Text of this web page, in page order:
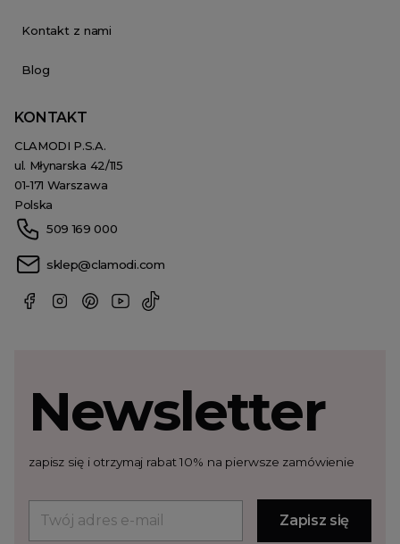
Kontakt z nami
Blog
KONTAKT
CLAMODI P.S.A.
ul. Młynarska 42/115
01-171 Warszawa
Polska
509 169 000
sklep@clamodi.com
Newsletter
zapisz się i otrzymaj rabat 10% na pierwsze zamówienie